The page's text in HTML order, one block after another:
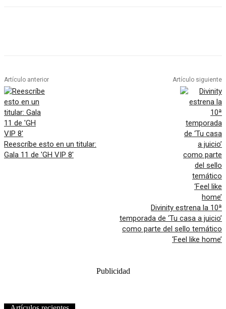
Artículo anterior
Reescríbe esto en un titular:
Gala 11 de 'GH VIP 8'
Artículo siguiente
Divinity estrena la 10ª
temporada de ‘Tu casa a juicio’
como parte del sello temático
‘Feel like home’
Publicidad